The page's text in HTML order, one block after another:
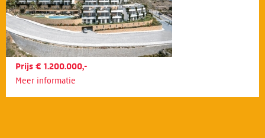
Prijs € 1.200.000,-
Meer informatie